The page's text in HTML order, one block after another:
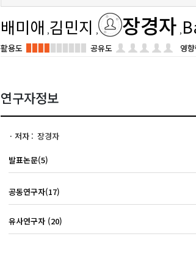
배미애 김민지 장경자
활용도 공유도 영
연구자정보
저자 장경자
발표논문(5)
공동연구자(17)
유사연구자 (20)